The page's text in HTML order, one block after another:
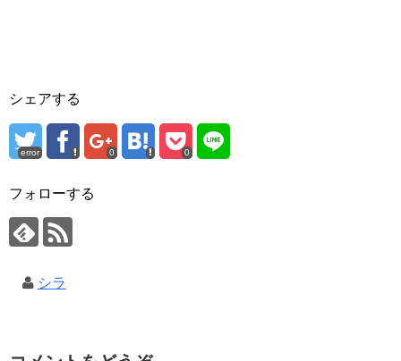
シェアする
error 0 0
フォローする
シラ